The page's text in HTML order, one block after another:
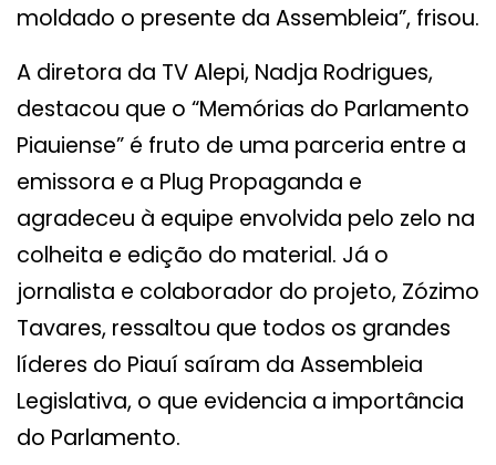
moldado o presente da Assembleia”, frisou.
A diretora da TV Alepi, Nadja Rodrigues,
destacou que o “Memórias do Parlamento
Piauiense” é fruto de uma parceria entre a
emissora e a Plug Propaganda e
agradeceu à equipe envolvida pelo zelo na
colheita e edição do material. Já o
jornalista e colaborador do projeto, Zózimo
Tavares, ressaltou que todos os grandes
líderes do Piauí saíram da Assembleia
Legislativa, o que evidencia a importância
do Parlamento.